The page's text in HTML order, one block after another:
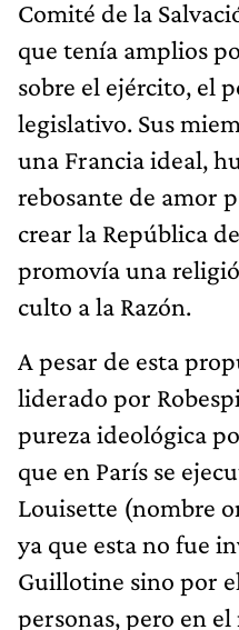
Comité de la
que tenía amplios
sobre el ejército, el
legislativo. Sus
una Francia ideal,
rebosante de amor
crear la República
promovía una
culto a la Razón.
A pesar de esta
liderado por
pureza ideológica
que en París se
Louisette (nombre
ya que esta no fue
Guillotine sino por
personas, pero en